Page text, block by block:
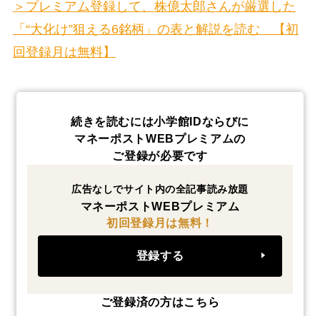
＞プレミアム登録して、株億太郎さんが厳選した
「“大化け”狙える6銘柄」の表と解説を読む 【初
回登録月は無料】
続きを読むには小学館IDならびに
マネーポストWEBプレミアムの
ご登録が必要です
広告なしでサイト内の全記事読み放題
マネーポストWEBプレミアム
初回登録月は無料！
登録する
ご登録済の方はこちら